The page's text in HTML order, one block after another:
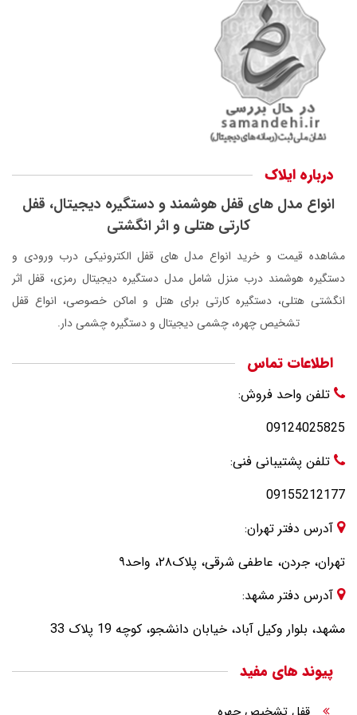
درباره ایلاک
انواع مدل های قفل هوشمند و دستگیره دیجیتال، قفل
کارتی هتلی و اثر انگشتی
مشاهده قیمت و خرید انواع مدل های قفل الکترونیکی درب ورودی و
دستگیره هوشمند درب منزل شامل مدل دستگیره دیجیتال رمزی، قفل اثر
انگشتی هتلی، دستگیره کارتی برای هتل و اماکن خصوصی، انواع قفل
تشخیص چهره، چشمی دیجیتال و دستگیره چشمی دار.
اطلاعات تماس
تلفن واحد فروش:
09124025825
تلفن پشتیبانی فنی:
09155212177
آدرس دفتر تهران:
تهران، جردن، عاطفی شرقی، پلاک۲۸، واحد۹
آدرس دفتر مشهد:
مشهد، بلوار وکیل آباد، خیابان دانشجو، کوچه 19 پلاک 33
پیوند های مفید